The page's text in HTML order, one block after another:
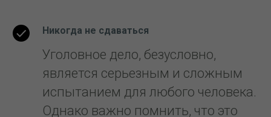
Никогда не сдаваться
Уголовное дело, безусловно,
является серьезным и сложным
испытанием для любого человека.
Однако важно помнить, что это